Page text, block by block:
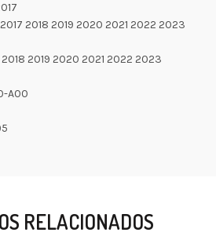
2018 2019 2020 2021 2022 2023
2018 2019 2020 2021 2022 2023
A00
RELACIONADOS